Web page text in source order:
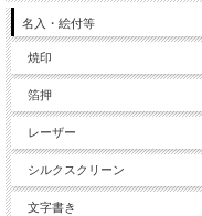
名入・絵付等
焼印
箔押
レーザー
シルクスクリーン
文字書き